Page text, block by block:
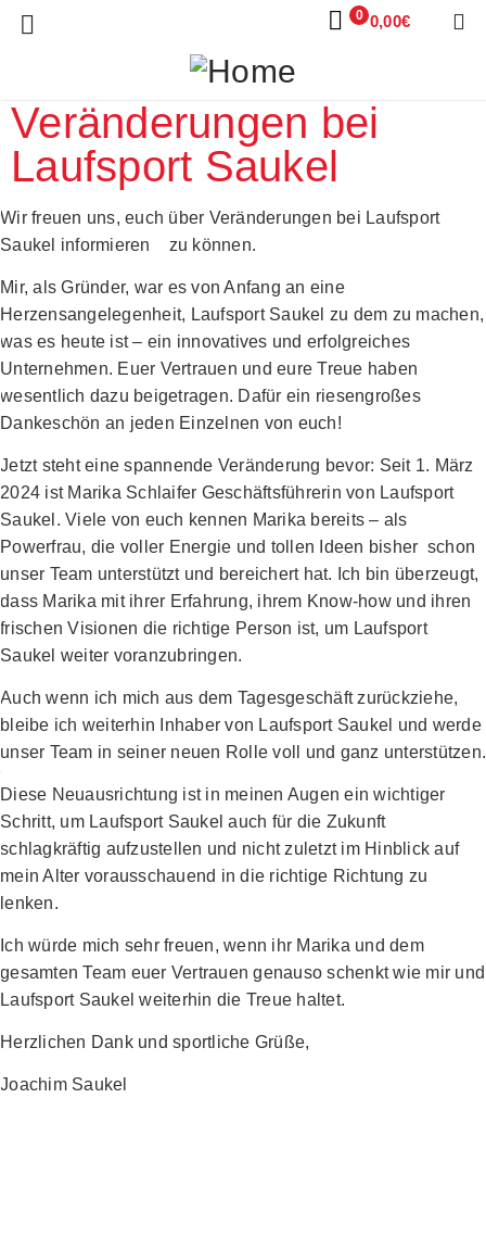
0 0,00€
Veränderungen bei
Laufsport Saukel
Wir freuen uns, euch über Veränderungen bei Laufsport
Saukel informieren zu können.
Mir, als Gründer, war es von Anfang an eine
Herzensangelegenheit, Laufsport Saukel zu dem zu machen,
was es heute ist – ein innovatives und erfolgreiches
Unternehmen. Euer Vertrauen und eure Treue haben
wesentlich dazu beigetragen. Dafür ein riesengroßes
Dankeschön an jeden Einzelnen von euch!
Jetzt steht eine spannende Veränderung bevor: Seit 1. März
2024 ist Marika Schlaifer Geschäftsführerin von Laufsport
Saukel. Viele von euch kennen Marika bereits – als
Powerfrau, die voller Energie und tollen Ideen bisher schon
unser Team unterstützt und bereichert hat. Ich bin überzeugt,
dass Marika mit ihrer Erfahrung, ihrem Know-how und ihren
frischen Visionen die richtige Person ist, um Laufsport
Saukel weiter voranzubringen.
Auch wenn ich mich aus dem Tagesgeschäft zurückziehe,
bleibe ich weiterhin Inhaber von Laufsport Saukel und werde
unser Team in seiner neuen Rolle voll und ganz unterstützen.
Diese Neuausrichtung ist in meinen Augen ein wichtiger
Schritt, um Laufsport Saukel auch für die Zukunft
schlagkräftig aufzustellen und nicht zuletzt im Hinblick auf
mein Alter vorausschauend in die richtige Richtung zu
lenken.
Ich würde mich sehr freuen, wenn ihr Marika und dem
gesamten Team euer Vertrauen genauso schenkt wie mir und
Laufsport Saukel weiterhin die Treue haltet.
Herzlichen Dank und sportliche Grüße,
Joachim Saukel